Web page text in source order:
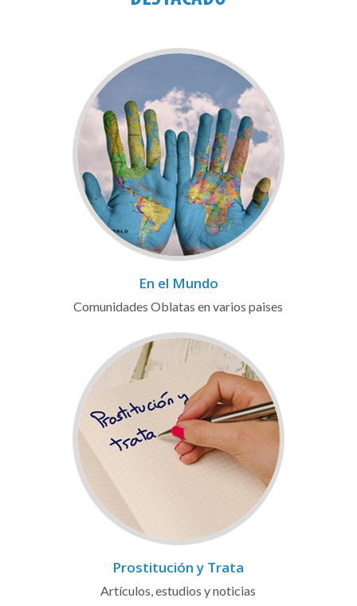
En el Mundo
Comunidades Oblatas en varios paises
Prostitución y Trata
Artículos, estudios y noticias